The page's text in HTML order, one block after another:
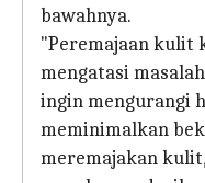
bawahnya.
"Peremajaan kulit
mengatasi
ingin mengurangi
meminimalkan
meremajakan